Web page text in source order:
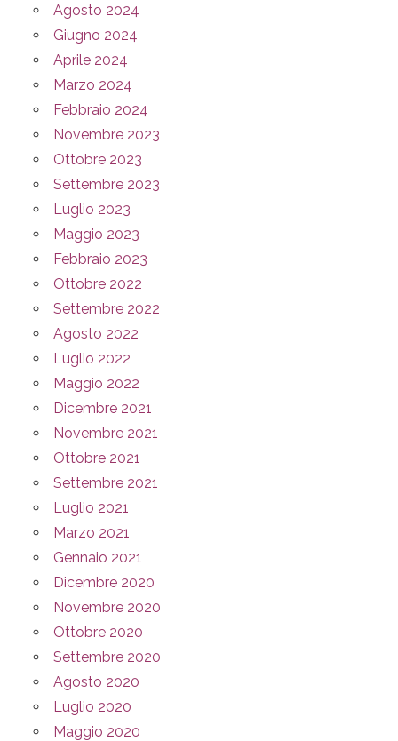
Agosto 2024
Giugno 2024
Aprile 2024
Marzo 2024
Febbraio 2024
Novembre 2023
Ottobre 2023
Settembre 2023
Luglio 2023
Maggio 2023
Febbraio 2023
Ottobre 2022
Settembre 2022
Agosto 2022
Luglio 2022
Maggio 2022
Dicembre 2021
Novembre 2021
Ottobre 2021
Settembre 2021
Luglio 2021
Marzo 2021
Gennaio 2021
Dicembre 2020
Novembre 2020
Ottobre 2020
Settembre 2020
Agosto 2020
Luglio 2020
Maggio 2020